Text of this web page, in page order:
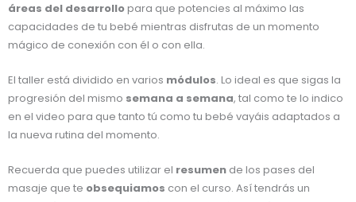
áreas del desarrollopara que potencies al máximo las
capacidades de tu bebé mientras disfrutas de un momento
mágico de conexión con él o con ella.
El taller está dividido en varios módulos. Lo ideal es que sigas la
progresión del mismo semana a semana, tal como te lo indico
en el video para que tanto tú como tu bebé vayáis adaptados a
la nueva rutina del momento.
Recuerda que puedes utilizar el resumen de los pases del
masaje que te obsequiamos con el curso. Así tendrás un